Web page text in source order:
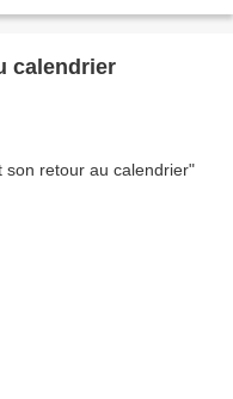
calendrier